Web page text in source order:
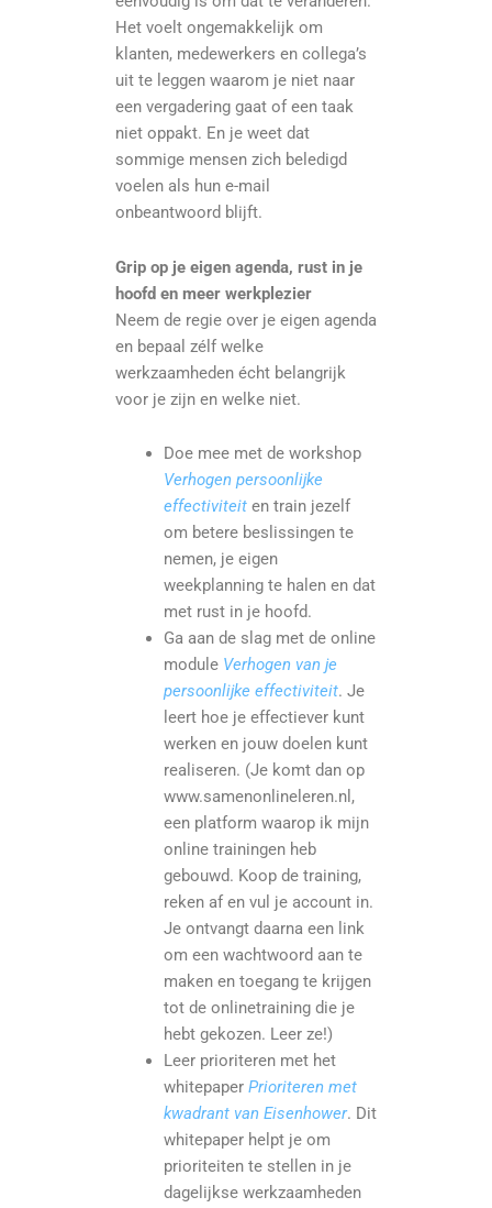
Het voelt ongemakkelijk om
klanten, medewerkers en collega’s
uit te leggen waarom je niet naar
een vergadering gaat of een taak
niet oppakt. En je weet dat
sommige mensen zich beledigd
voelen als hun e-mail
onbeantwoord blijft.
Grip op je eigen agenda, rust in je
hoofd en meer werkplezier
Neem de regie over je eigen agenda
en bepaal zélf welke
werkzaamheden écht belangrijk
voor je zijn en welke niet.
Doe mee met de workshop
Verhogen persoonlijke
effectiviteit en train jezelf
om betere beslissingen te
nemen, je eigen
weekplanning te halen en dat
met rust in je hoofd.
Ga aan de slag met de online
module Verhogen van je
persoonlijke effectiviteit. Je
leert hoe je effectiever kunt
werken en jouw doelen kunt
realiseren. (Je komt dan op
www.samenonlineleren.nl,
een platform waarop ik mijn
online trainingen heb
gebouwd. Koop de training,
reken af en vul je account in.
Je ontvangt daarna een link
om een wachtwoord aan te
maken en toegang te krijgen
tot de onlinetraining die je
hebt gekozen. Leer ze!)
Leer prioriteren met het
whitepaper Prioriteren met
kwadrant van Eisenhower. Dit
whitepaper helpt je om
prioriteiten te stellen in je
dagelijkse werkzaamheden